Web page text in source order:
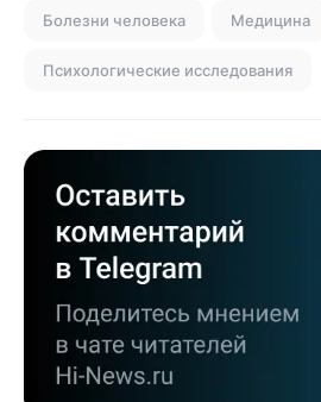
Болезни человека Медицина
Психологические исследования